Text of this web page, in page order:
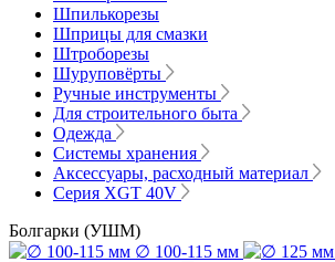
Шпилькорезы
Шприцы для смазки
Штроборезы
Шуруповёрты
Ручные инструменты
Для строительного быта
Одежда
Системы хранения
Аксессуары, расходный материал
Серия XGT 40V
Болгарки (УШМ)
∅ 100-115 мм